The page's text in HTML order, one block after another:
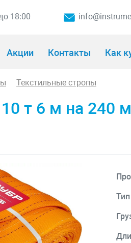
18:00
Акции Контакты Как
Текстильные стропы
т 6 м на 240
Тип